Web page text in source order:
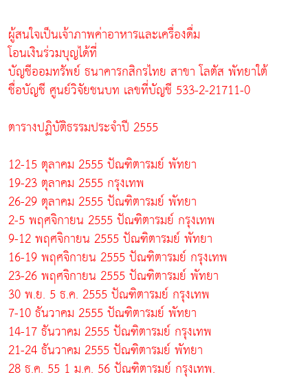
ผู้สนใจเป็นเจ้าภาพค่าอาหารและเครื่องดื่ม
โอนเงินร่วมบุญได้ที่
บัญชีออมทรัพย์ ธนาคารกสิกรไทย สาขา โลตัส พัทยาใต้
ชื่อบัญชี ศูนย์วิจัยชนบท เลขที่บัญชี 533-2-21711-0
ตารางปฏิบัติธรรมประจำปี 2555
12-15 ตุลาคม 2555 ปัณฑิตารมย์ พัทยา
19-23 ตุลาคม 2555 กรุงเทพ
26-29 ตุลาคม 2555 ปัณฑิตารมย์ พัทยา
2-5 พฤศจิกายน 2555 ปัณฑิตารมย์ กรุงเทพ
9-12 พฤศจิกายน 2555 ปัณฑิตารมย์ พัทยา
16-19 พฤศจิกายน 2555 ปัณฑิตารมย์ กรุงเทพ
23-26 พฤศจิกายน 2555 ปัณฑิตารมย์ พัทยา
30 พ.ย. 5 ธ.ค. 2555 ปัณฑิตารมย์ กรุงเทพ
7-10 ธันวาคม 2555 ปัณฑิตารมย์ พัทยา
14-17 ธันวาคม 2555 ปัณฑิตารมย์ กรุงเทพ
21-24 ธันวาคม 2555 ปัณฑิตารมย์ พัทยา
28 ธ.ค. 55 1 ม.ค. 56 ปัณฑิตารมย์ กรุงเทพ.